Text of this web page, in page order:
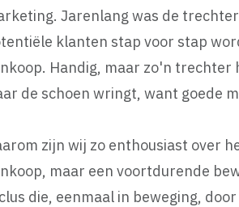
Jarenlang was de
klanten stap voor stap
Handig, maar zo'n trechter
de schoen wringt, want goede
zijn wij zo enthousiast over
maar een voortdurende
die, eenmaal in beweging,